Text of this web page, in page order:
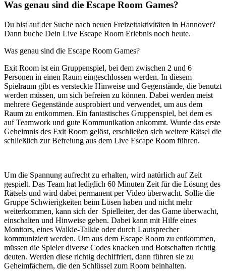
Was genau sind die Escape Room Games?
Du bist auf der Suche nach neuen Freizeitaktivitäten in Hannover?
Dann buche Dein Live Escape Room Erlebnis noch heute.
Was genau sind die Escape Room Games?
Exit Room ist ein Gruppenspiel, bei dem zwischen 2 und 6
Personen in einen Raum eingeschlossen werden. In diesem
Spielraum gibt es versteckte Hinweise und Gegenstände, die benutzt
werden müssen, um sich befreien zu können. Dabei werden meist
mehrere Gegenstände ausprobiert und verwendet, um aus dem
Raum zu entkommen. Ein fantastisches Gruppenspiel, bei dem es
auf Teamwork und gute Kommunikation ankommt. Wurde das erste
Geheimnis des Exit Room gelöst, erschließen sich weitere Rätsel die
schließlich zur Befreiung aus dem Live Escape Room führen.
Um die Spannung aufrecht zu erhalten, wird natürlich auf Zeit
gespielt. Das Team hat lediglich 60 Minuten Zeit für die Lösung des
Rätsels und wird dabei permanent per Video überwacht. Sollte die
Gruppe Schwierigkeiten beim Lösen haben und nicht mehr
weiterkommen, kann sich der Spielleiter, der das Game überwacht,
einschalten und Hinweise geben. Dabei kann mit Hilfe eines
Monitors, eines Walkie-Talkie oder durch Lautsprecher
kommuniziert werden. Um aus dem Escape Room zu entkommen,
müssen die Spieler diverse Codes knacken und Botschaften richtig
deuten. Werden diese richtig dechiffriert, dann führen sie zu
Geheimfächern, die den Schlüssel zum Room beinhalten.